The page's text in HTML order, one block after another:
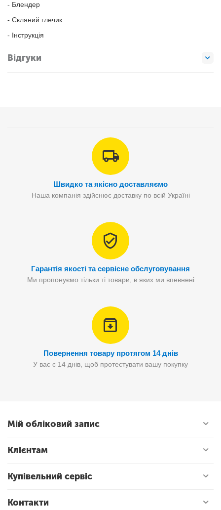
- Блендер
- Скляний глечик
- Інструкція
Відгуки
Швидко та якісно доставляємо
Наша компанія здійснює доставку по всій Україні
Гарантія якості та сервісне обслуговування
Ми пропонуємо тільки ті товари, в яких ми впевнені
Повернення товару протягом 14 днів
У вас є 14 днів, щоб протестувати вашу покупку
Мій обліковий запис
Клієнтам
Купівельний сервіс
Контакти